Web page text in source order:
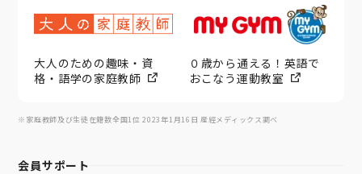
大人のための趣味・資
格・語学の家庭教師
０歳から通える！英語で
おこなう運動教室
※家庭教師及び生徒在籍数全国1位 2023年1月16日 産經メディックス調べ
会員サポート